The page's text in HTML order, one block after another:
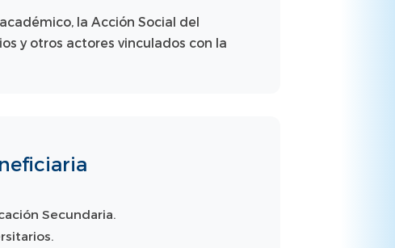
la Acción Social del
y otros actores vinculados con la
Secundaria.